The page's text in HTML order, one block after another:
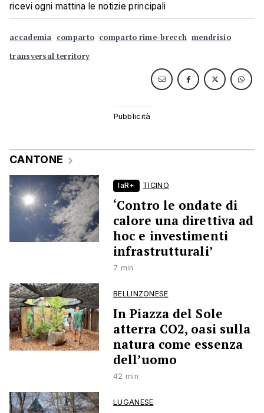
ricevi ogni mattina le notizie principali
accademia comparto comparto rime-brecch mendrisio
transversal territory
CANTONE
laR+ TICINO
‘Contro le ondate di
calore una direttiva ad
hoc e investimenti
infrastrutturali’
7 min
BELLINZONESE
In Piazza del Sole
atterra CO2, oasi sulla
natura come essenza
dell’uomo
42 min
LUGANESE